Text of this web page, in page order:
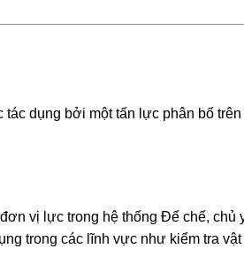
dụng bởi một tấn lực phân bố
vị lực trong hệ thống Đế chế, chủ
trong các lĩnh vực như kiểm tra